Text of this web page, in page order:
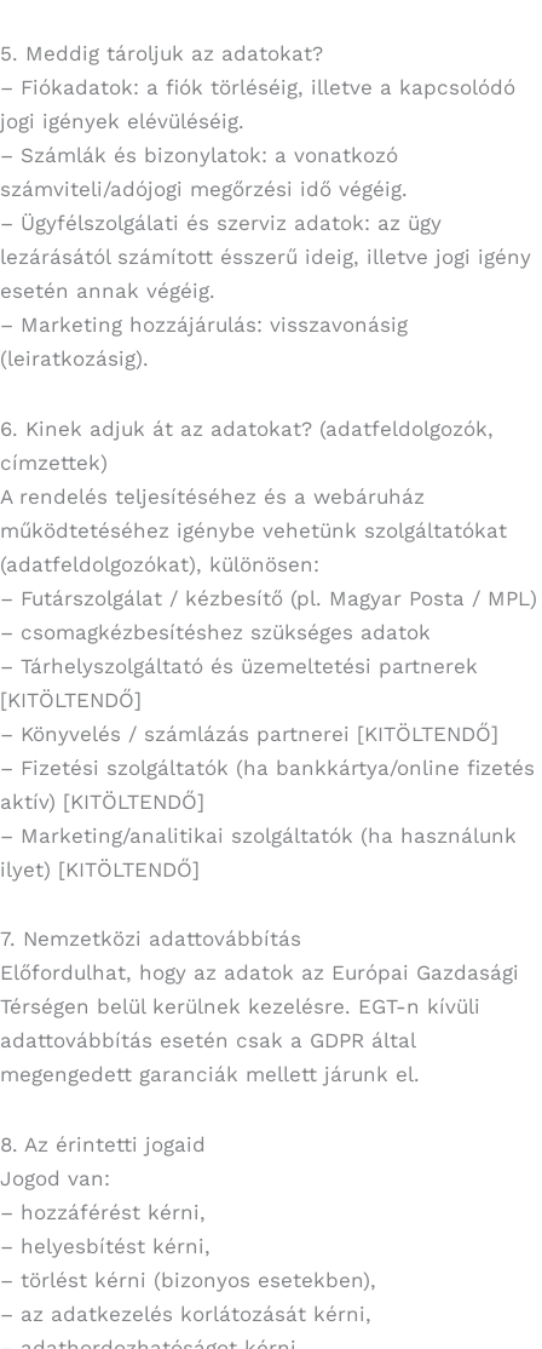
5. Meddig tároljuk az adatokat?
– Fiókadatok: a fiók törléséig, illetve a kapcsolódó
jogi igények elévüléséig.
– Számlák és bizonylatok: a vonatkozó
számviteli/adójogi megőrzési idő végéig.
– Ügyfélszolgálati és szerviz adatok: az ügy
lezárásától számított ésszerű ideig, illetve jogi igény
esetén annak végéig.
– Marketing hozzájárulás: visszavonásig
(leiratkozásig).
6. Kinek adjuk át az adatokat? (adatfeldolgozók,
címzettek)
A rendelés teljesítéséhez és a webáruház
működtetéséhez igénybe vehetünk szolgáltatókat
(adatfeldolgozókat), különösen:
– Futárszolgálat / kézbesítő (pl. Magyar Posta / MPL)
– csomagkézbesítéshez szükséges adatok
– Tárhelyszolgáltató és üzemeltetési partnerek
[KITÖLTENDŐ]
– Könyvelés / számlázás partnerei [KITÖLTENDŐ]
– Fizetési szolgáltatók (ha bankkártya/online fizetés
aktív) [KITÖLTENDŐ]
– Marketing/analitikai szolgáltatók (ha használunk
ilyet) [KITÖLTENDŐ]
7. Nemzetközi adattovábbítás
Előfordulhat, hogy az adatok az Európai Gazdasági
Térségen belül kerülnek kezelésre. EGT-n kívüli
adattovábbítás esetén csak a GDPR által
megengedett garanciák mellett járunk el.
8. Az érintetti jogaid
Jogod van:
– hozzáférést kérni,
– helyesbítést kérni,
– törlést kérni (bizonyos esetekben),
– az adatkezelés korlátozását kérni,